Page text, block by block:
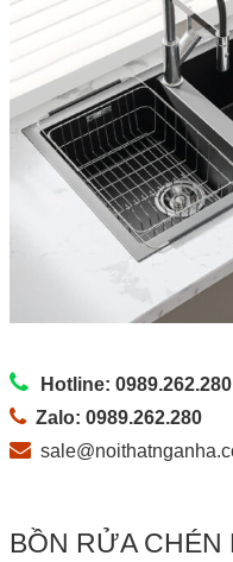
Hotline: 0989.262.280
Zalo: 0989.262.280
BỒN RỬA CHÉN